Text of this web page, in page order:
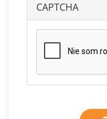
CAPTCHA